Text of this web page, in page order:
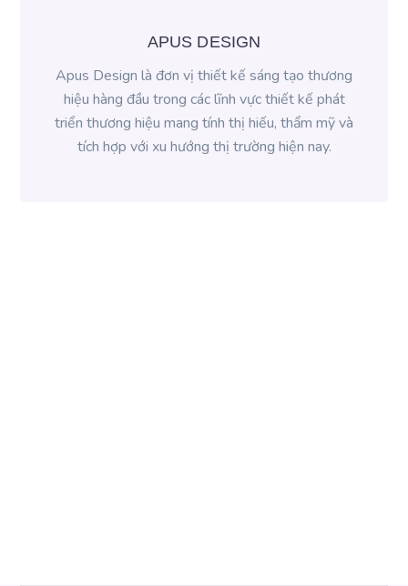
APUS DESIGN
Apus Design là đơn vị thiết kế sáng tạo thương
hiệu hàng đầu trong các lĩnh vực thiết kế phát
triển thương hiệu mang tính thị hiếu, thẩm mỹ và
tích hợp với xu hướng thị trường hiện nay.